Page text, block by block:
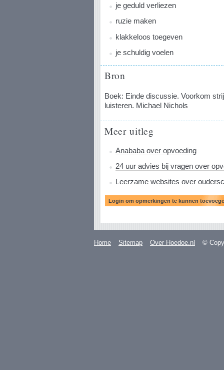
je geduld verliezen
ruzie maken
klakkeloos toegeven
je schuldig voelen
Bron
Boek: Einde discussie. Voorkom
luisteren. Michael Nichols
Meer uitleg
Anababa over opvoeding
24 uur advies bij vragen over
Leerzame websites over
Home Sitemap Over Hoedoe.nl ©